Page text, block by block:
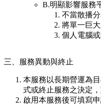
B.明顯影響服務
不當散播
將單一巨
個人電腦
三、服務異動與終止
本服務以長期營運為
式或終止服務之決定
啟用本服務後可填寫